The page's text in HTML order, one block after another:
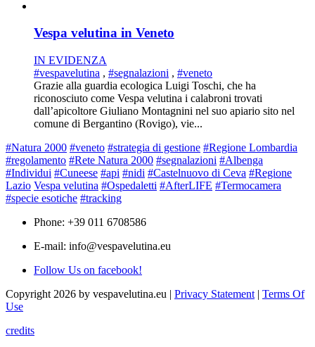
Vespa velutina in Veneto
IN EVIDENZA
#vespavelutina , #segnalazioni , #veneto
Grazie alla guardia ecologica Luigi Toschi, che ha
riconosciuto come Vespa velutina i calabroni trovati
dall’apicoltore Giuliano Montagnini nel suo apiario sito nel
comune di Bergantino (Rovigo), vie...
#Natura 2000 #veneto #strategia di gestione #Regione Lombardia
#regolamento #Rete Natura 2000 #segnalazioni #Albenga
#Individui #Cuneese #api #nidi #Castelnuovo di Ceva #Regione
Lazio Vespa velutina #Ospedaletti #AfterLIFE #Termocamera
#specie esotiche #tracking
Phone: +39 011 6708586
E-mail: info@vespavelutina.eu
Follow Us on facebook!
Copyright 2026 by vespavelutina.eu | Privacy Statement | Terms Of
Use
credits